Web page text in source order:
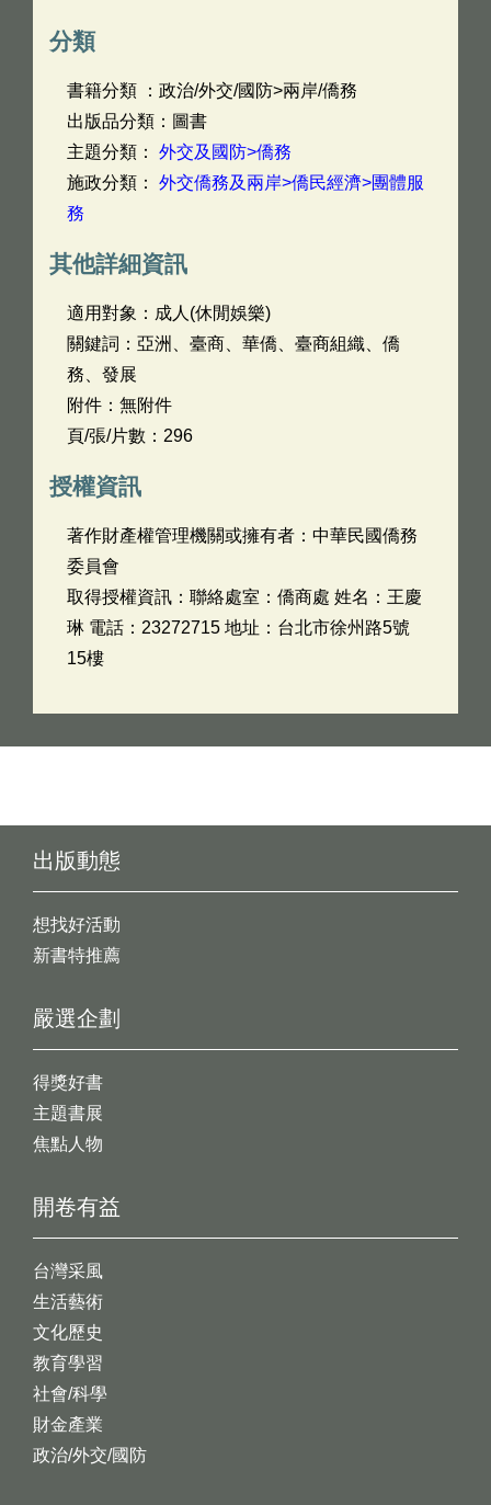
分類
書籍分類 ：政治/外交/國防>兩岸/僑務
出版品分類：圖書
主題分類： 外交及國防>僑務
施政分類： 外交僑務及兩岸>僑民經濟>團體服
務
其他詳細資訊
適用對象：成人(休閒娛樂)
關鍵詞：亞洲、臺商、華僑、臺商組織、僑
務、發展
附件：無附件
頁/張/片數：296
授權資訊
著作財產權管理機關或擁有者：中華民國僑務
委員會
取得授權資訊：聯絡處室：僑商處 姓名：王慶
琳 電話：23272715 地址：台北市徐州路5號
15樓
出版動態
想找好活動
新書特推薦
開卷有益
台灣采風
生活藝術
文化歷史
教育學習
社會/科學
財金產業
政治/外交/國防
嚴選企劃
得獎好書
主題書展
焦點人物